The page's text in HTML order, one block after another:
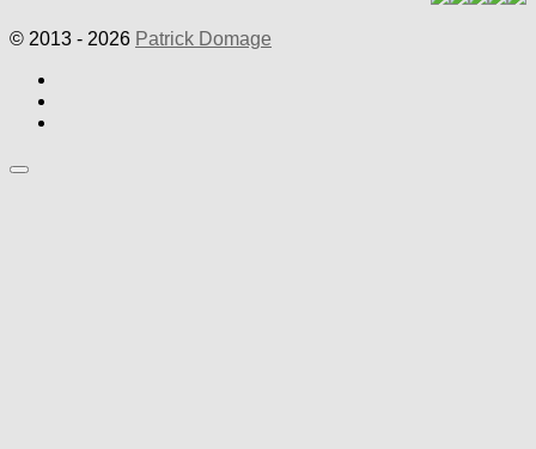
© 2013 - 2026 Patrick Domage